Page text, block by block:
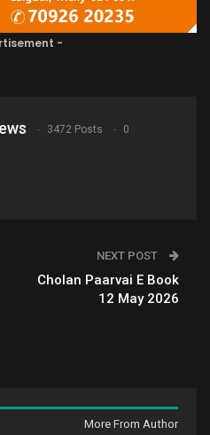
-
3472 Posts 0
NEXT POST
Cholan Paarvai E Book
12 May 2026
More From Author